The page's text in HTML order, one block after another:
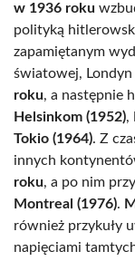
w 1936 roku
polityką
zapamiętanym
światowej, Londyn
roku, a następnie
Helsinkom (1952),
Tokio (1964). Z
innych
roku, a po nim
Montreal (1976).
również przykuły
napięciami